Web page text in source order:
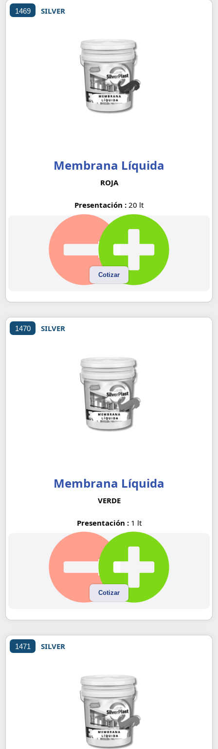
Membrana Líquida
ROJA
Presentación : 20 lt
1469 SILVER
Cotizar
Membrana Líquida
VERDE
Presentación : 1 lt
1470 SILVER
Cotizar
1471 SILVER